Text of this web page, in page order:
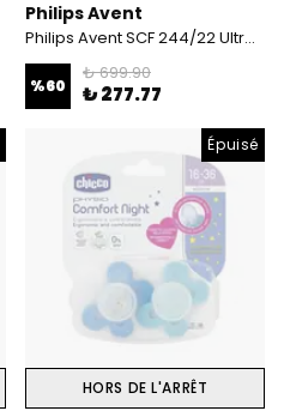
Philips Avent
Philips Avent SCF 244/22 Ultra Air 6-18 Ay 2'Li Emzik Erkek
%60
₺ 699.90
₺ 277.77
Épuisé
HORS DE L'ARRÊT